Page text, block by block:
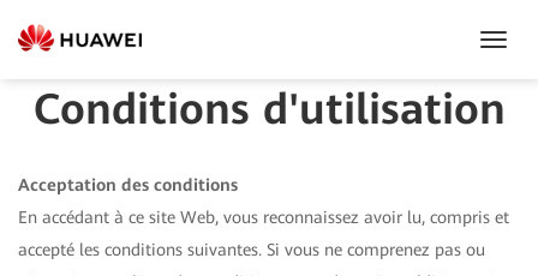
Conditions d'utilisation
Acceptation des conditions
En accédant à ce site Web, vous reconnaissez avoir lu, compris et
accepté les conditions suivantes. Si vous ne comprenez pas ou